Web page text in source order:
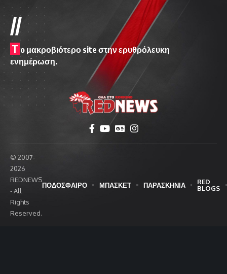
//
T o μακροβιότερο site στην ερυθρόλευκη
ενημέρωση.
© 2007-
2026
REDNEWS
- All
Rights
Reserved.
ΠΟΔΟΣΦΑΙΡΟ ΜΠΑΣΚΕΤ ΠΑΡΑΣΚΗΝΙΑ
RED
BLOGS